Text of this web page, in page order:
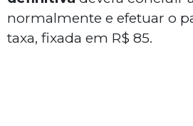
normalmente e efetuar o
taxa, fixada em R$ 85.